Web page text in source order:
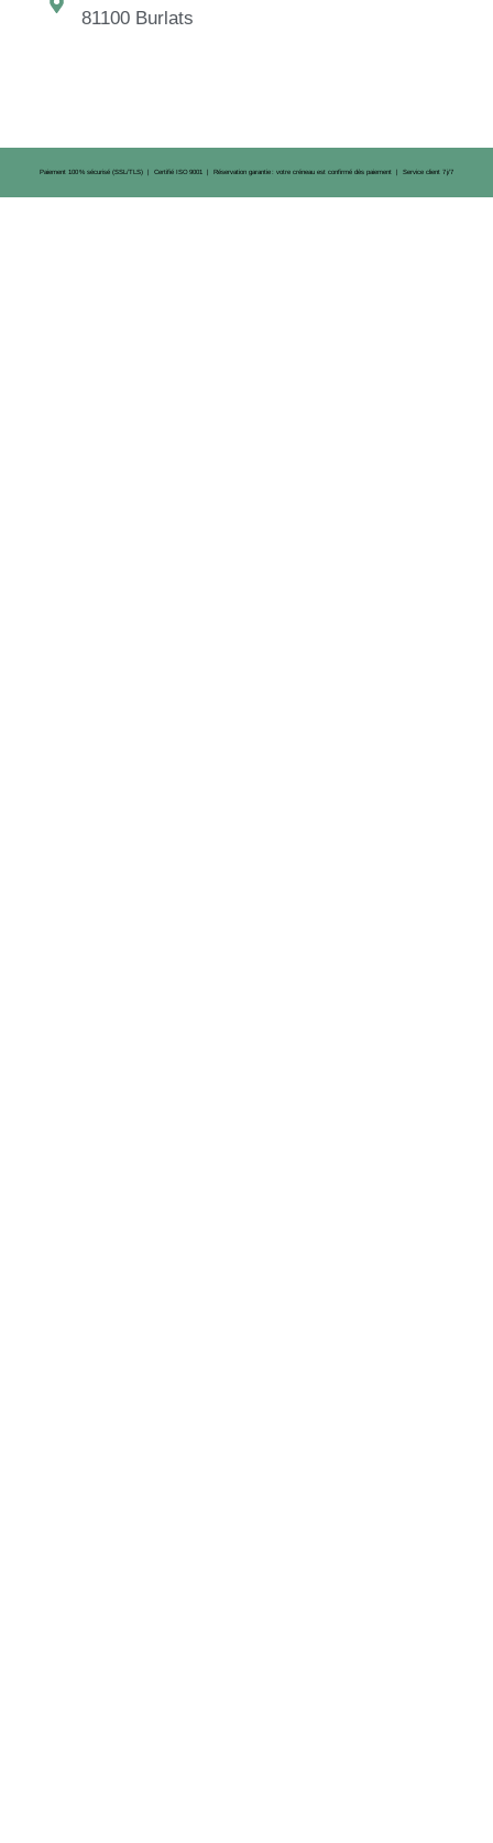
81100 Burlats
Paiement 100 % sécurisé (SSL/TLS) | Certifié ISO 9001 | Réservation garantie : votre créneau est confirmé dès paiement | Service client 7 j/7